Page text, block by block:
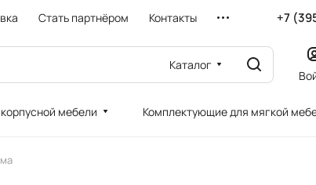
Стать партнёром Контакты +7
Каталог
мебели Комплектующие для мягкой